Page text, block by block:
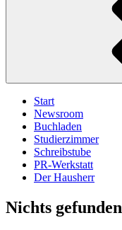
Start
Newsroom
Buchladen
Studierzimmer
Schreibstube
PR-Werkstatt
Der Hausherr
Nichts gefunden